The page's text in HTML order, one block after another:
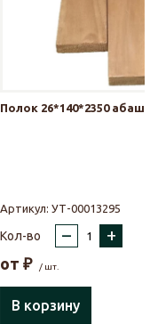
Полок 26*140*2350 абаш
Артикул: УТ-00013295
Кол-во – +
от ₽ / шт.
В корзину